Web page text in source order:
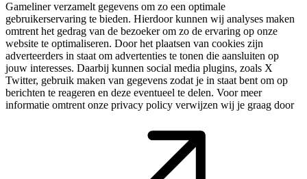
Gameliner verzamelt gegevens om zo een optimale
gebruikerservaring te bieden. Hierdoor kunnen wij analyses maken
omtrent het gedrag van de bezoeker om zo de ervaring op onze
website te optimaliseren. Door het plaatsen van cookies zijn
adverteerders in staat om advertenties te tonen die aansluiten op
jouw interesses. Daarbij kunnen social media plugins, zoals X
Twitter, gebruik maken van gegevens zodat je in staat bent om op
berichten te reageren en deze eventueel te delen. Voor meer
informatie omtrent onze privacy policy verwijzen wij je graag door